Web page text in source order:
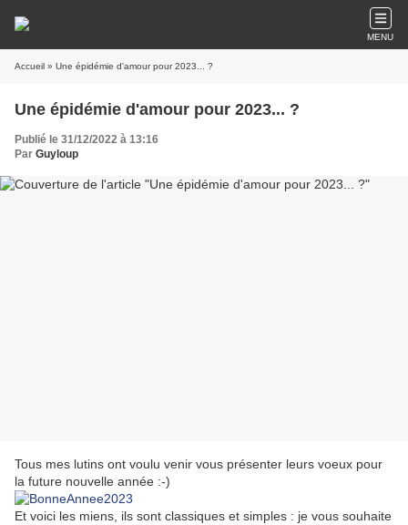
MENU
Accueil » Une épidémie d'amour pour 2023... ?
Une épidémie d'amour pour 2023... ?
Publié le 31/12/2022 à 13:16
Par Guyloup
Tous mes lutins ont voulu venir vous présenter leurs voeux pour
la future nouvelle année :-)
Et voici les miens, ils sont classiques et simples : je vous souhaite